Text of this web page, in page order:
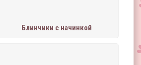
Блинчики с начинкой